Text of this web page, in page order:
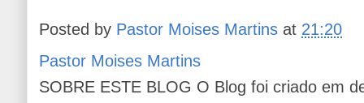
Posted by Pastor Moises Martins at 21:20
Pastor Moises Martins
SOBRE ESTE BLOG O Blog foi criado em